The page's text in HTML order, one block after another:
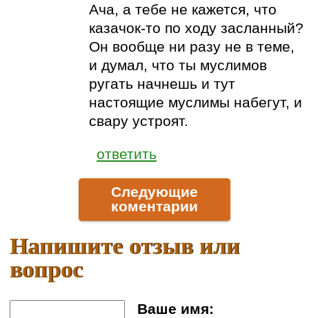
Ача, а тебе не кажется, что
казачок-то по ходу засланный?
Он вообще ни разу не в теме,
и думал, что ты муслимов
ругать начнешь и тут
настоящие муслимы набегут, и
свару устроят.
ответить
Следующие
коментарии
Напишите отзыв или
вопрос
Ваше имя: